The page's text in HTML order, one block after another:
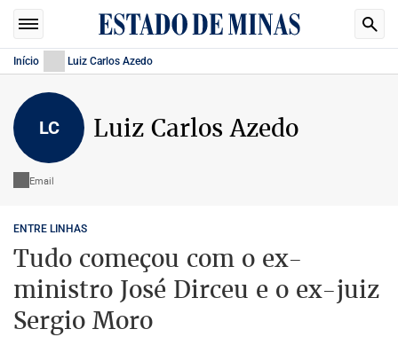
Início Luiz Carlos Azedo
LC Luiz Carlos Azedo
Email
ENTRE LINHAS
Tudo começou com o ex-
ministro José Dirceu e o ex-juiz
Sergio Moro